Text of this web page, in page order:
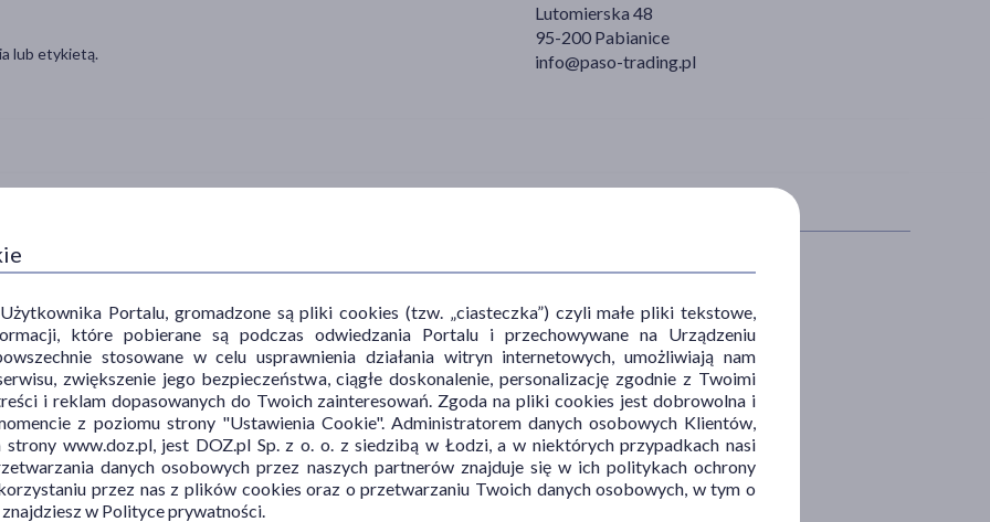
Lutomierska 48
95-200 Pabianice
info@paso-trading.pl
lub etykietą.
Materiały opatrunkowe
Wyrób medyczny
skaleczenie
zadrapania
skóra
SPOSÓB APLIKACJI
Portalu, gromadzone są pliki cookies (tzw. „ciasteczka”) czyli małe pliki tekstowe,
które pobierane są podczas odwiedzania Portalu i przechowywane na Urządzeniu
stosowane w celu usprawnienia działania witryn internetowych, umożliwiają nam
zwiększenie jego bezpieczeństwa, ciągłe doskonalenie, personalizację zgodnie z Twoimi
i reklam dopasowanych do Twoich zainteresowań. Zgoda na pliki cookies jest dobrowolna i
z poziomu strony "Ustawienia Cookie". Administratorem danych osobowych Klientów,
www.doz.pl, jest DOZ.pl Sp. z o. o. z siedzibą w Łodzi, a w niektórych przypadkach nasi
danych osobowych przez naszych partnerów znajduje się w ich politykach ochrony
przez nas z plików cookies oraz o przetwarzaniu Twoich danych osobowych, w tym o
w Polityce prywatności.